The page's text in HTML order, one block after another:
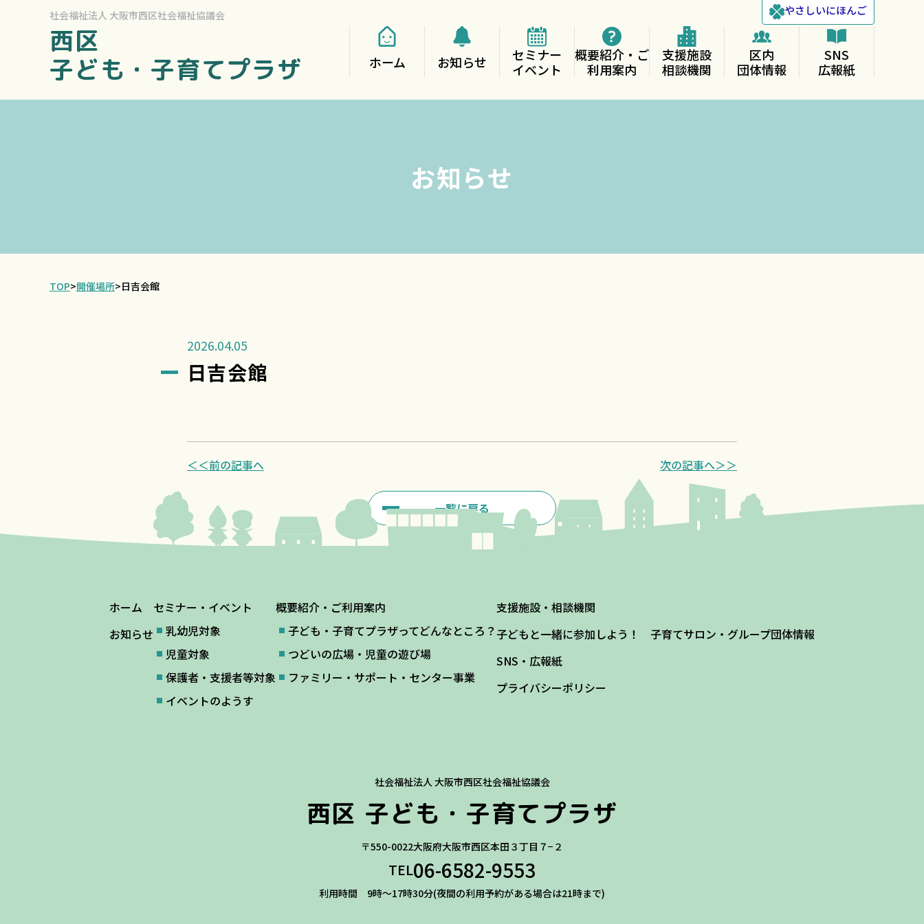
社会福祉法人 大阪市西区社会福祉協議会
西区
子ども・子育てプラザ
やさしいにほんご
ホーム お知らせ
セミナー
イベント
概要紹介・ご
利用案内
支援施設
相談機関
区内
団体情報
SNS
広報紙
お知らせ
TOP>開催場所>日吉会館
2026.04.05
日吉会館
＜＜前の記事へ
一覧に戻る
次の記事へ＞＞
ホーム
お知らせ
セミナー・イベント
乳幼児対象
児童対象
保護者・支援者等対象
イベントのようす
概要紹介・ご利用案内
子ども・子育てプラザってどんなところ？
つどいの広場・児童の遊び場
ファミリー・サポート・センター事業
支援施設・相談機関
子どもと一緒に参加しよう！ 子育てサロン・グループ団体情報
SNS・広報紙
プライバシーポリシー
社会福祉法人 大阪市西区社会福祉協議会
西区 子ども・子育てプラザ
〒550-0022大阪府大阪市西区本田３丁目７−２
TEL06-6582-9553
利用時間 9時～17時30分(夜間の利用予約がある場合は21時まで)